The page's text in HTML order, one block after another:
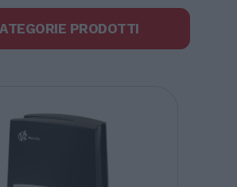
PRODOTTI